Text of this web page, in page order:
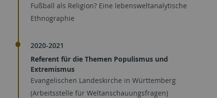
Fußball als Religion? Eine lebensweltanalytische
Ethnographie
2020-2021
Referent für die Themen Populismus und
Extremismus
Evangelischen Landeskirche in Württemberg
(Arbeitsstelle für Weltanschauungsfragen)